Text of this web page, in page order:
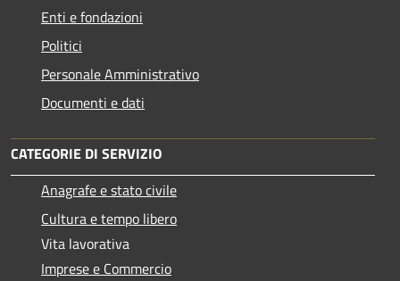
Enti e fondazioni
Politici
Personale Amministrativo
Documenti e dati
CATEGORIE DI SERVIZIO
Anagrafe e stato civile
Cultura e tempo libero
Vita lavorativa
Imprese e Commercio